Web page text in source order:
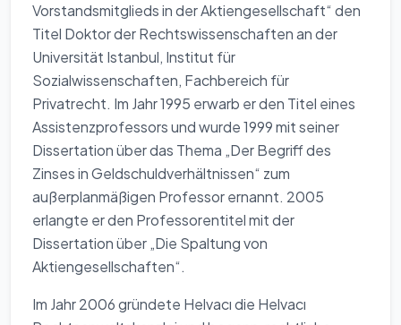
Vorstandsmitglieds in der Aktiengesellschaft“ den
Titel Doktor der Rechtswissenschaften an der
Universität Istanbul, Institut für
Sozialwissenschaften, Fachbereich für
Privatrecht. Im Jahr 1995 erwarb er den Titel eines
Assistenzprofessors und wurde 1999 mit seiner
Dissertation über das Thema „Der Begriff des
Zinses in Geldschuldverhältnissen“ zum
außerplanmäßigen Professor ernannt. 2005
erlangte er den Professorentitel mit der
Dissertation über „Die Spaltung von
Aktiengesellschaften“.
Im Jahr 2006 gründete Helvacı die Helvacı